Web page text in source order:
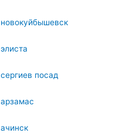
новокуйбышевск
элиста
сергиев посад
арзамас
ачинск